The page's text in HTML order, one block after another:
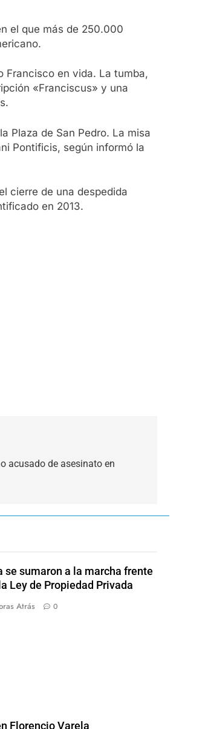
el que más de 250.000
Francisco en vida. La tumba,
«Franciscus» y una
Plaza de San Pedro. La misa
Pontificis, según informó la
cierre de una despedida
en 2013.
acusado de asesinato en
se sumaron a la marcha frente
Ley de Propiedad Privada
Atrás 0
Florencio Varela